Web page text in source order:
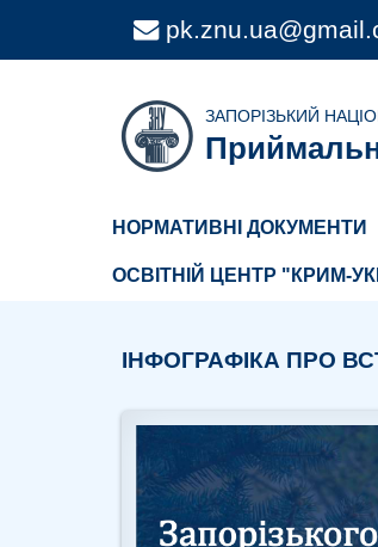
1ЗАПОРІЗЬКИЙ
НОРМАТИВНІ ДОКУМЕНТИ
ОСВІТНІЙ ЦЕНТР "КРИМ-
ІНФОГРАФІКА ПРО